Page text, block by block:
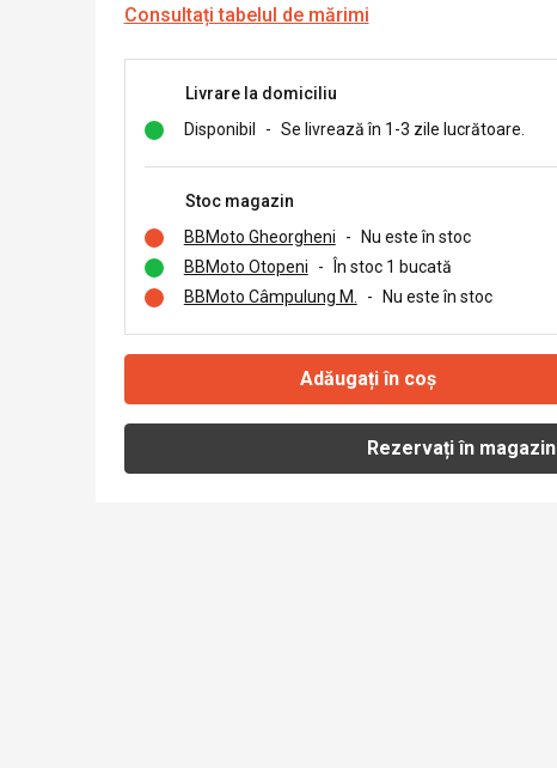
Consultați tabelul de mărimi
Livrare la domiciliu
Disponibil
- Se livrează în 1-3 zile lucrătoare.
Stoc magazin
BBMoto Gheorgheni
-
Nu este în stoc
BBMoto Otopeni
-
În stoc 1 bucată
BBMoto Câmpulung M.
- Nu este în stoc
Adăugați în coș
Rezervați în magazin